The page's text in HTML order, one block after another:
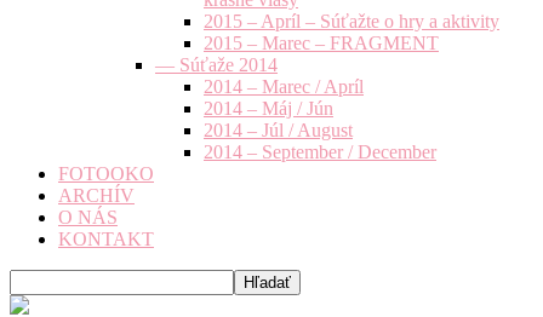
2015 – Apríl – Súťažte o hry a aktivity
2015 – Marec – FRAGMENT
— Súťaže 2014
2014 – Marec / Apríl
2014 – Máj / Jún
2014 – Júl / August
2014 – September / December
FOTOOKO
ARCHÍV
O NÁS
KONTAKT